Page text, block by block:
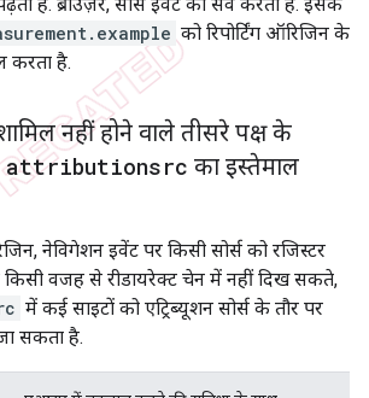
है. ब्राउज़र, सोर्स इवेंट को सेव करता है. इसके
को रिपोर्टिंग ऑरिजिन के
करता है.
नहीं होने वाले तीसरे पक्ष के
attributionsrc का इस्तेमाल
नेविगेशन इवेंट पर किसी सोर्स को रजिस्टर
वजह से रीडायरेक्ट चेन में नहीं दिख सकते,
में कई साइटों को एट्रिब्यूशन सोर्स के तौर पर
सकता है.